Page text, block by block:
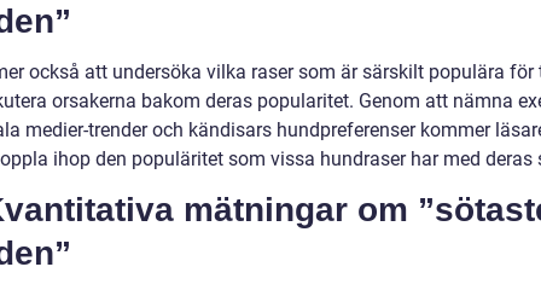
också att undersöka vilka raser som är särskilt populära
orsakerna bakom deras popularitet. Genom att nämna
medier-trender och kändisars hundpreferenser kommer
ihop den populäritet som vissa hundraser har med deras
mätningar om